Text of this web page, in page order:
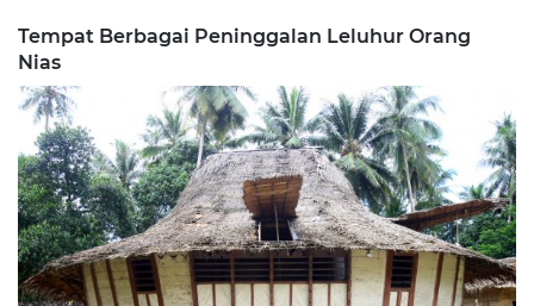
Tempat Berbagai Peninggalan Leluhur Orang
Nias